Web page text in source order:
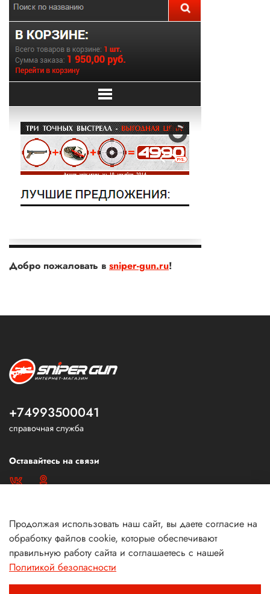
Добро пожаловать в sniper-gun.ru!
+74993500041
справочная служба
Оставайтесь на связи
Продолжая использовать наш сайт, вы даете согласие на
обработку файлов cookie, которые обеспечивают
правильную работу сайта и соглашаетесь с нашей
Политикой безопасности